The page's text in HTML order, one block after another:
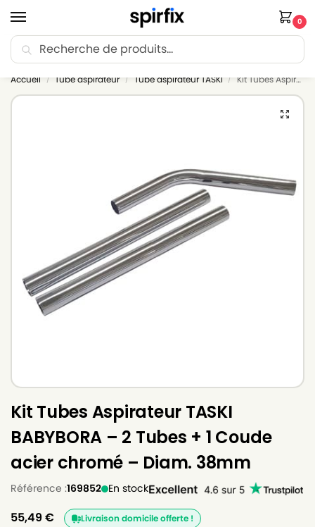
0
🚚 Livraison Point Relais offerte dès 30€ d’achat.
Accueil / Tube aspirateur / Tube aspirateur TASKI / Kit Tubes Aspirateur TASKI BABYBORA – 2 Tubes + 1 Coude acier chromé – Diam. 38mm
Kit Tubes Aspirateur TASKI
BABYBORA – 2 Tubes + 1 Coude
acier chromé – Diam. 38mm
Référence :169852 En stock
55,49€ Livraison domicile offerte !